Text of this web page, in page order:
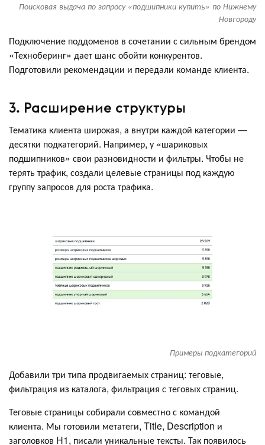
Поисковая выдача по запросу «подшипники купить» по Нижнему
Новгороду
Подключение поддоменов в сочетании с сильным брендом
«Техноберинг» дает шанс обойти конкурентов.
Подготовили рекомендации и передали команде клиента.
3. Расширение структуры
Тематика клиента широкая, а внутри каждой категории —
десятки подкатегорий. Например, у «шариковых
подшипников» свои разновидности и фильтры. Чтобы не
терять трафик, создали целевые страницы под каждую
группу запросов для роста трафика.
Примеры подкатегорий
Добавили три типа продвигаемых страниц: теговые,
фильтрация из каталога, фильтрация с теговых страниц.
Теговые страницы собирали совместно с командой
клиента. Мы готовили метатеги, Title, Description и
заголовков H1, писали уникальные тексты. Так появилось